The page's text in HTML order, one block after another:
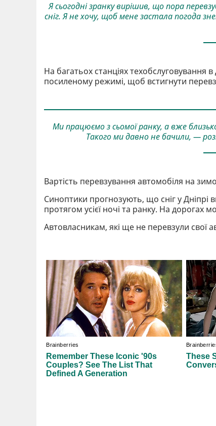
Я сьогодні зранку вирішив, що пора
сніг. Я не хочу, щоб мене застала погода
На багатьох станціях техобслуговування
посиленому режимі, щоб встигнути
Ми працюємо з сьомої ранку, а вже
Такого ми давно не бачили, —
Вартість перевзування автомобіля на
Синоптики прогнозують, що сніг у Дніпрі
протягом усієї ночі та ранку. На дорогах
Автовласникам, які ще не перевзули свої